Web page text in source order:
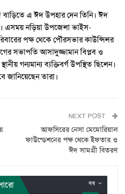
বাড়িতে এ ঈদ উপহার দেন তিনি। ঈদ
এসময় নড়িয়া উপজেলা ভাইস-
পক্ষ থেকে পৌরসভার কাউন্সিলর
সভাপতি আসাদুজ্জামান বিপ্লব ও
গন্যমান্য ব্যক্তিবর্গ উপস্থিত ছিলেন।
জানিয়েছেন তারা।
NEXT POST
আফসিরের নেসা মেমোরিয়াল
ফাউন্ডেশনের পক্ষ থেকে ইফতার ও
ঈদ সামগ্রী বিতরণ
সব